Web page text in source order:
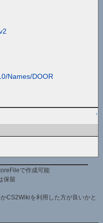
Names/DOOR
↑
で作成可能
保留
CS2Wikiを利用した方が良いかと